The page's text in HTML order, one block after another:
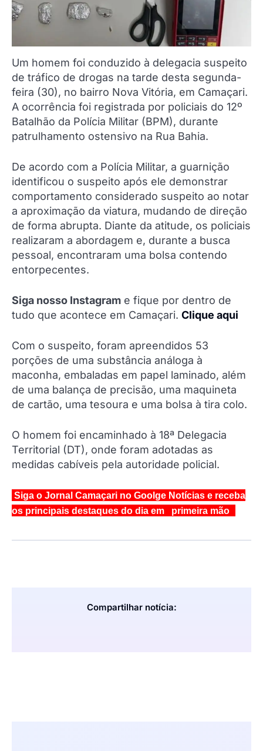
Um homem foi conduzido à delegacia suspeito
de tráfico de drogas na tarde desta segunda-
feira (30), no bairro Nova Vitória, em Camaçari.
A ocorrência foi registrada por policiais do 12º
Batalhão da Polícia Militar (BPM), durante
patrulhamento ostensivo na Rua Bahia.
De acordo com a Polícia Militar, a guarnição
identificou o suspeito após ele demonstrar
comportamento considerado suspeito ao notar
a aproximação da viatura, mudando de direção
de forma abrupta. Diante da atitude, os policiais
realizaram a abordagem e, durante a busca
pessoal, encontraram uma bolsa contendo
entorpecentes.
Siga nosso Instagram e fique por dentro de
tudo que acontece em Camaçari. Clique aqui
Com o suspeito, foram apreendidos 53
porções de uma substância análoga à
maconha, embaladas em papel laminado, além
de uma balança de precisão, uma maquineta
de cartão, uma tesoura e uma bolsa à tira colo.
O homem foi encaminhado à 18ª Delegacia
Territorial (DT), onde foram adotadas as
medidas cabíveis pela autoridade policial.
Siga o Jornal Camaçari no Goolge Notícias e receba
os principais destaques do dia em primeira mão
Compartilhar notícia: